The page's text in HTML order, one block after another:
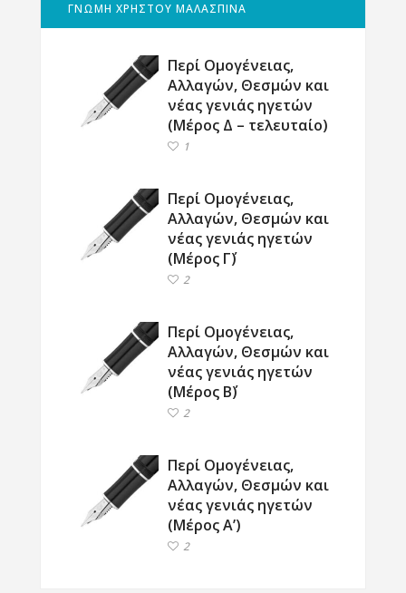
ΓΝΩΜΗ ΧΡΗΣΤΟΥ ΜΑΛΑΣΠΙΝΑ
Περί Ομογένειας,
Αλλαγών, Θεσμών και
νέας γενιάς ηγετών
(Μέρος Δ – τελευταίο)
1
Περί Ομογένειας,
Αλλαγών, Θεσμών και
νέας γενιάς ηγετών
(Μέρος Γ΄)
2
Περί Ομογένειας,
Αλλαγών, Θεσμών και
νέας γενιάς ηγετών
(Μέρος Β΄)
2
Περί Ομογένειας,
Αλλαγών, Θεσμών και
νέας γενιάς ηγετών
(Μέρος Α’)
2